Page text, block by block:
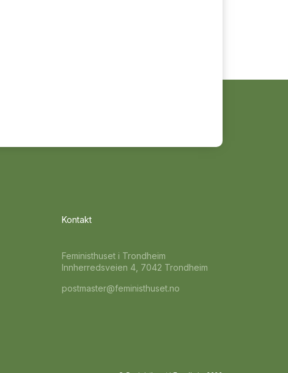
Kontakt
Feministhuset i Trondheim
Innherredsveien 4, 7042 Trondheim
postmaster@feministhuset.no